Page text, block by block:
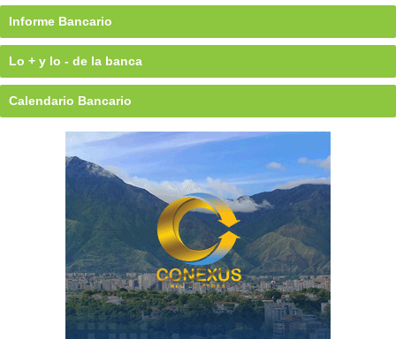
Informe Bancario
Lo + y lo - de la banca
Calendario Bancario